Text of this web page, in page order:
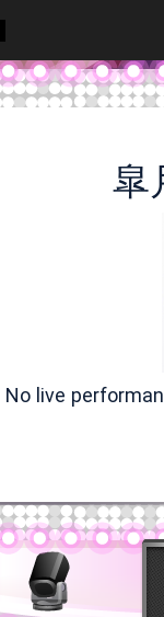
皐
No live